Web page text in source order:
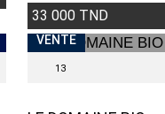
33 000 TND
VENTE
13